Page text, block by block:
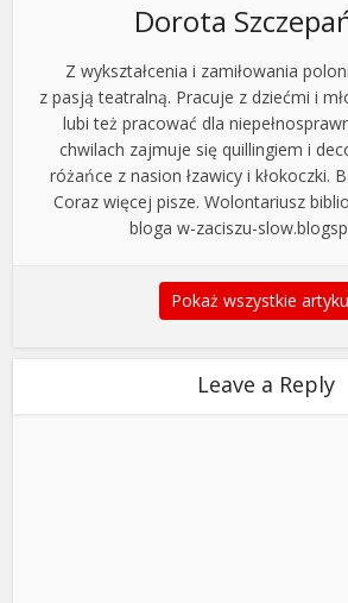
Dorota
Z wykształcenia i zamiłowania
z pasją teatralną. Pracuje z dziećmi i
lubi też pracować dla
chwilach zajmuje się quillingiem i
różańce z nasion łzawicy i kłokoczki.
Coraz więcej pisze. Wolontariusz
bloga w-zaciszu-
Pokaż wszystkie
Leave a Reply